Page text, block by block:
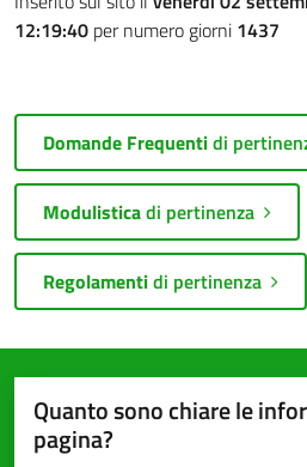
12:19:40 per numero giorni 1437
Domande Frequentidi
Modulisticadi pertinenza
Regolamentidi pertinenza
Quanto sono chiare le
pagina?